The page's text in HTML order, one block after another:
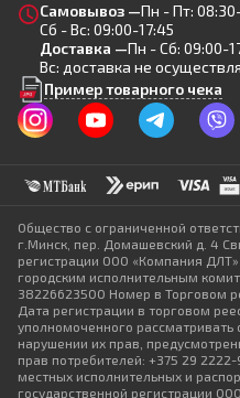
Самовывоз —Пн - Пт:
Сб - Вс: 09:00-17:45
Доставка —Пн - Сб: 09:00-
Вс: доставка не
Пример товарного чека
Общество с ограниченной
г.Минск, пер. Домашевский д. 4
регистрации ООО «Компания
городским исполнительным
38226623500 Номер в Торговом
Дата регистрации в торговом
уполномоченного рассматривать
нарушении их прав,
прав потребителей: +375 29
местных исполнительных и
государственной регистрации